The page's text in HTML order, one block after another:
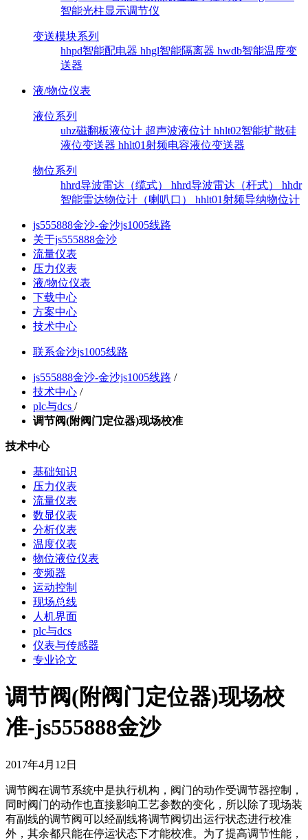
智能光柱显示调节仪
变送模块系列
hhpd智能配电器 hhgl智能隔离器 hwdb智能温度变
送器
液/物位仪表
液位系列
uhz磁翻板液位计 超声波液位计 hhlt02智能扩散硅
液位变送器 hhlt01射频电容液位变送器
物位系列
hhrd导波雷达（缆式） hhrd导波雷达（杆式） hhdr
智能雷达物位计（喇叭口） hhlt01射频导纳物位计
js555888金沙-金沙js1005线路
关于js555888金沙
流量仪表
压力仪表
液/物位仪表
下载中心
方案中心
技术中心
联系金沙js1005线路
js555888金沙-金沙js1005线路 /
技术中心 /
plc与dcs /
调节阀(附阀门定位器)现场校准
技术中心
基础知识
压力仪表
流量仪表
数显仪表
分析仪表
温度仪表
物位液位仪表
变频器
运动控制
现场总线
人机界面
plc与dcs
仪表与传感器
专业论文
调节阀(附阀门定位器)现场校
准-js555888金沙
2017年4月12日
调节阀在调节系统中是执行机构，阀门的动作受调节器控制，
同时阀门的动作也直接影响工艺参数的变化，所以除了现场装
有副线的调节阀可以经副线将调节阀切出运行状态进行校准
外，其余都只能在停运状态下才能校准。为了提高调节性能，